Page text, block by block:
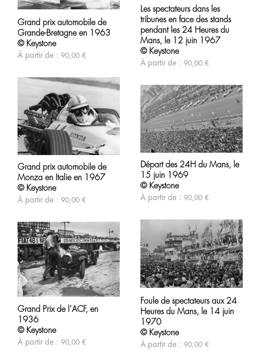
a
plusieurs
variations.
Les
options
peuvent
être
sur
la
page
du
produit
Les spectateurs dans les
tribunes en face des stands
pendant les 24 Heures du
Mans, le 12 juin 1967
© Keystone
À partir de : 90,00 €
Ce
a
plusieurs
variations.
Les
options
être
page
du
produit
Grand prix automobile de
Grande-Bretagne en 1963
© Keystone
À partir de : 90,00 €
Ce
a
plusieurs
variations.
Les
options
être
choisies
sur
la
page
du
produit
Grand prix automobile de
Monza en Italie en 1967
© Keystone
À partir de : 90,00 €
Ce
a
plusieurs
variations.
Les
options
choisies
sur
la
page
du
produit
Départ des 24H du Mans, le
15 juin 1969
© Keystone
À partir de : 90,00 €
Ce
a
plusieurs
variations.
Les
options
peuvent
Foule de spectateurs aux 24
Heures du Mans, le 14 juin
1970
© Keystone
À partir de : 90,00 €
Ce
a
plusieurs
variations.
Les
options
Grand Prix de l’ACF, en
1936
© Keystone
À partir de : 90,00 €